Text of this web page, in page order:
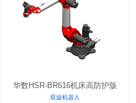
华数HSR-BR616机床高防护版
双旋机器人